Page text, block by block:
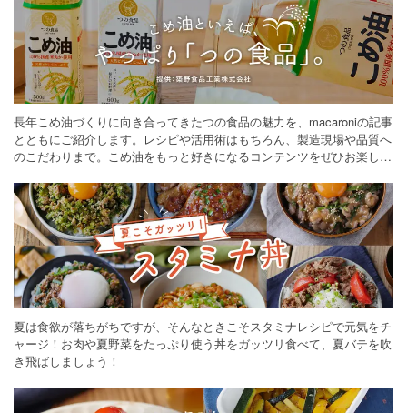
長年こめ油づくりに向き合ってきたつの食品の魅力を、macaroniの記事
とともにご紹介します。レシピや活用術はもちろん、製造現場や品質へ
のこだわりまで。こめ油をもっと好きになるコンテンツをぜひお楽しみ
夏は食欲が落ちがちですが、そんなときこそスタミナレシピで元気をチ
ャージ！お肉や夏野菜をたっぷり使う丼をガッツリ食べて、夏バテを吹
き飛ばしましょう！